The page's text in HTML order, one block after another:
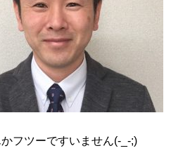
フツーですいません(-_-;)